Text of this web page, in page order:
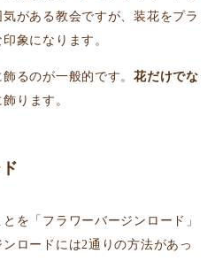
がある教会ですが、装花をプラ
象になります。
るのが一般的です。花だけでな
ります。
を「フラワーバージンロード」
ロードには2通りの方法があっ